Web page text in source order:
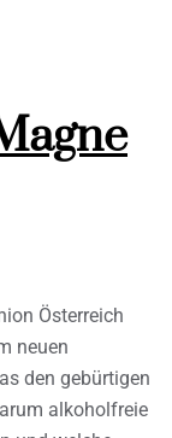
Österreich
neuen
den gebürtigen
alkoholfreie